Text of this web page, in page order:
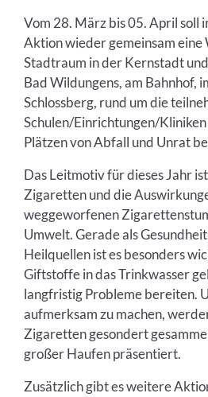
Vom 28. März bis 05. April soll
Aktion wieder gemeinsam eine
Stadtraum in der Kernstadt
Bad Wildungens, am Bahnhof,
Schlossberg, rund um die
Schulen/Einrichtungen/
Plätzen von Abfall und Unrat
Das Leitmotiv für dieses Jahr
Zigaretten und die
weggeworfenen
Umwelt. Gerade als
Heilquellen ist es besonders
Giftstoffe in das Trinkwasser
langfristig Probleme bereiten.
aufmerksam zu machen,
Zigaretten gesondert
großer Haufen präsentiert.
Zusätzlich gibt es weitere